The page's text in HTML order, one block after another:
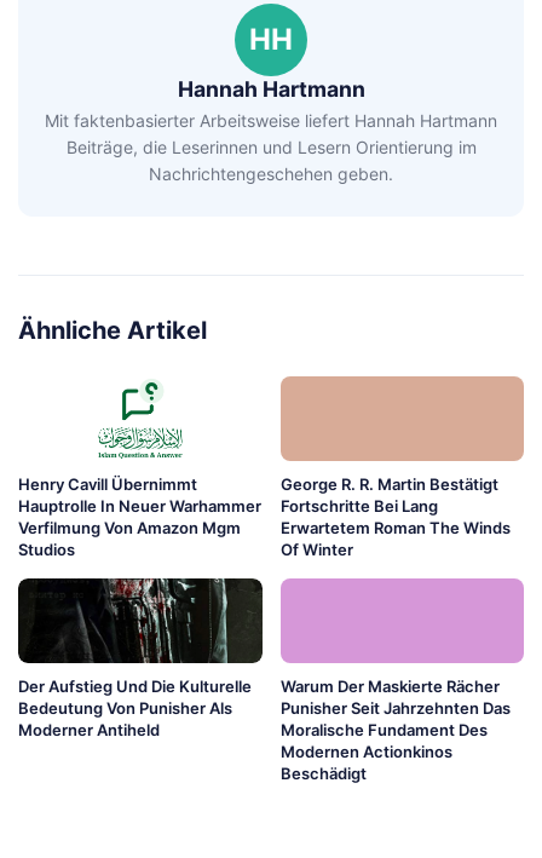
HH
Hannah Hartmann
Mit faktenbasierter Arbeitsweise liefert Hannah Hartmann
Beiträge, die Leserinnen und Lesern Orientierung im
Nachrichtengeschehen geben.
Ähnliche Artikel
Henry Cavill Übernimmt
Hauptrolle In Neuer Warhammer
Verfilmung Von Amazon Mgm
Studios
George R. R. Martin Bestätigt
Fortschritte Bei Lang
Erwartetem Roman The Winds
Of Winter
Der Aufstieg Und Die Kulturelle
Bedeutung Von Punisher Als
Moderner Antiheld
Warum Der Maskierte Rächer
Punisher Seit Jahrzehnten Das
Moralische Fundament Des
Modernen Actionkinos
Beschädigt